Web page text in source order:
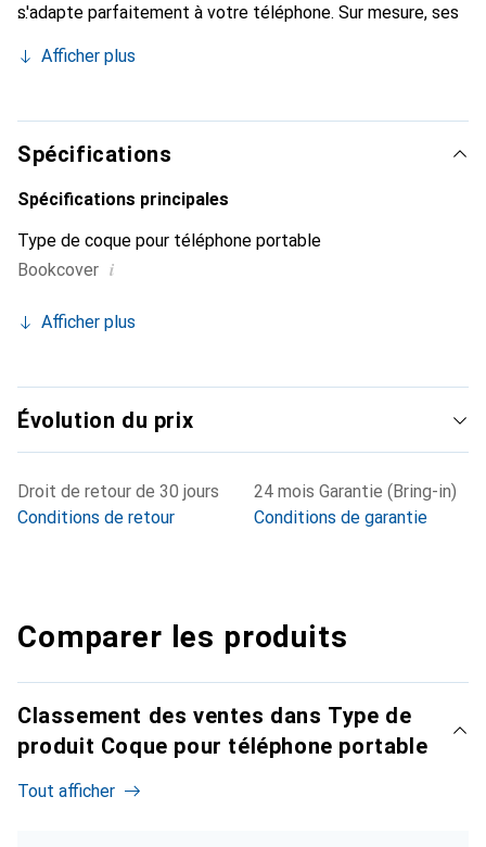
s'adapte parfaitement à votre téléphone. Sur mesure, ses
peau. Elle devient l'accessoire chic et indispensable pour
internationalement pour ses produits de haute qualité et
constitue un choix fiable pour une clientèle exigeante.
Afficher plus
Spécifications
Spécifications principales
Type de coque pour téléphone portable
Bookcover i
Afficher plus
Évolution du prix
Droit de retour de 30 jours
Conditions de retour
24 mois Garantie (Bring-in)
Conditions de garantie
Comparer les produits
Classement des ventes dans Type de
produit Coque pour téléphone portable
Tout afficher